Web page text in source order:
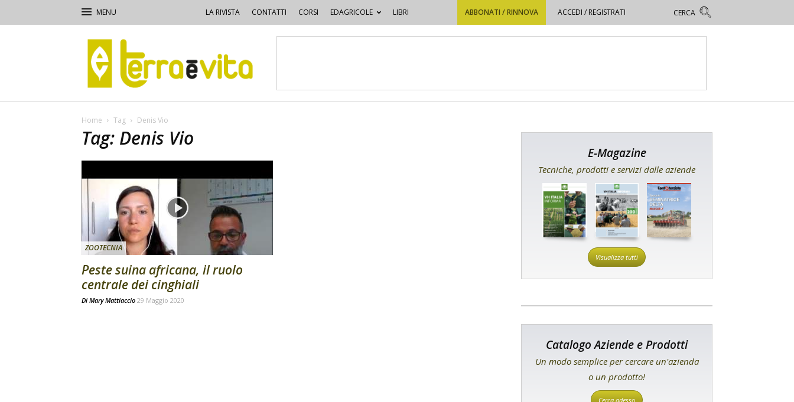
LA RIVISTA CONTATTI CORSI EDAGRICOLE LIBRI ABBONATI / RINNOVA ACCEDI / REGISTRATI
Terra
e
Vita
Home Tag Denis Vio
Tag: Denis Vio
ZOOTECNIA
Peste suina africana, il ruolo
centrale dei cinghiali
Di Mary Mattiaccio 29 Maggio 2020
E-Magazine
Tecniche, prodotti e servizi dalle aziende
Visualizza tutti
Catalogo Aziende e Prodotti
Un modo semplice per cercare un'azienda
o un prodotto!
Cerca adesso